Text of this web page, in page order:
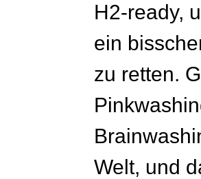
H2-ready,
ein
zu retten.
Welt, und